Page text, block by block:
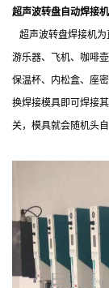
超声波转盘自动焊接
超声波转盘焊接机
游乐器、飞机、咖啡
保温杯、内松盒、座
换焊接模具即可焊接
关，模具就会随机头